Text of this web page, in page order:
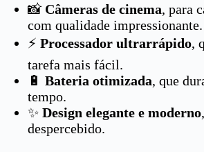
📸 Câmeras de cinema, para
com qualidade impressionante.
⚡ Processador ultrarrápido,
tarefa mais fácil.
🔋 Bateria otimizada, que
tempo.
✨ Design elegante e moderno
despercebido.